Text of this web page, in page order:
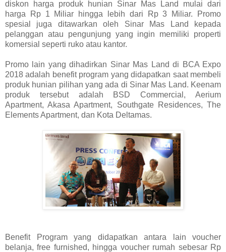
diskon harga produk hunian Sinar Mas Land mulai dari
harga Rp 1 Miliar hingga lebih dari Rp 3 Miliar. Promo
spesial juga ditawarkan oleh Sinar Mas Land kepada
pelanggan atau pengunjung yang ingin memiliki properti
komersial seperti ruko atau kantor.
Promo lain yang dihadirkan Sinar Mas Land di BCA Expo
2018 adalah benefit program yang didapatkan saat membeli
produk hunian pilihan yang ada di Sinar Mas Land. Keenam
produk tersebut adalah BSD Commercial, Aerium
Apartment, Akasa Apartment, Southgate Residences, The
Elements Apartment, dan Kota Deltamas.
Benefit Program yang didapatkan antara lain voucher
belanja, free furnished, hingga voucher rumah sebesar Rp